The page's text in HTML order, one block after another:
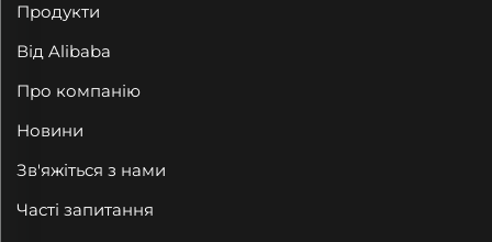
Продукти
Від Alibaba
Про компанію
Новини
Зв'яжіться з нами
Часті запитання